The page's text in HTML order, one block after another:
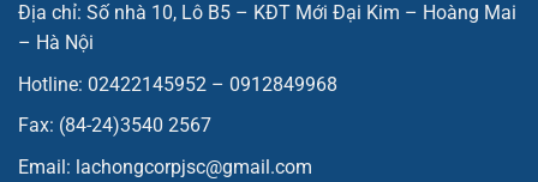
Địa chỉ: Số nhà 10, Lô B5 – KĐT Mới Đại Kim – Hoàng Mai
– Hà Nội
Hotline: 02422145952 – 0912849968
Fax: (84-24)3540 2567
Email: lachongcorpjsc@gmail.com